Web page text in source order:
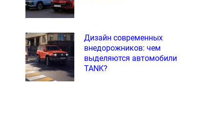
Дизайн современных
внедорожников: чем
выделяются автомобили
TANK?